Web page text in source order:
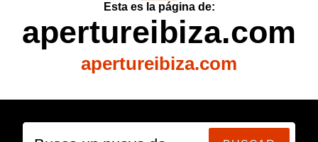
Esta es la página de:
apertureibiza.com
apertureibiza.com